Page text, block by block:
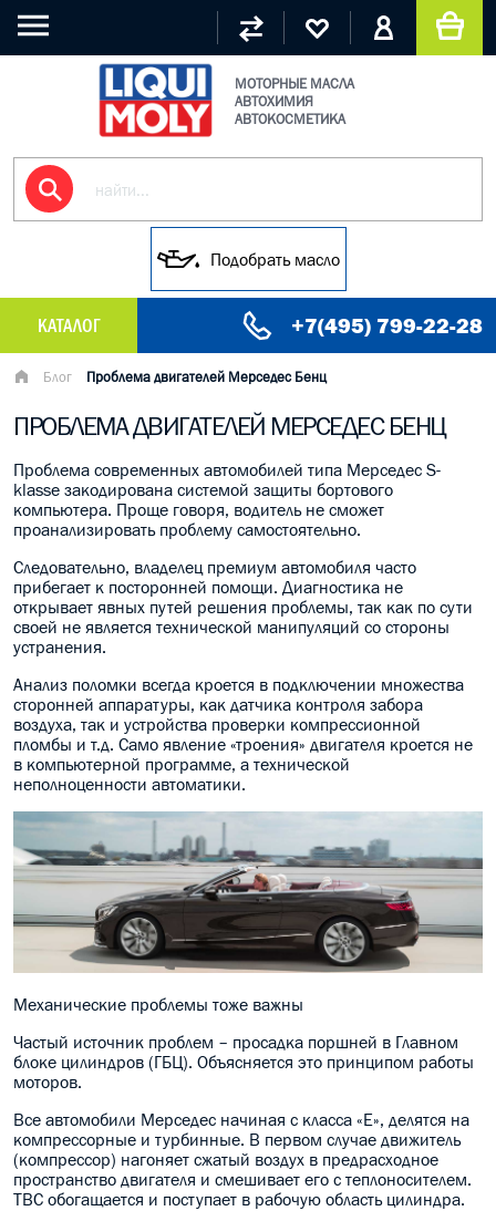
МОТОРНЫЕ МАСЛА
АВТОХИМИЯ
АВТОКОСМЕТИКА
Подобрать масло
КАТАЛОГ +7(495) 799-22-28
МАСЛО МОТОРНОЕ
ГРУЗОВЫЕ МАСЛА
ГИДРАВЛИЧЕСКИЕ МАСЛА
МАСЛО В КОРОБКУ
КОНСИСТЕНТНАЯ СМАЗКА
БОЧКИ МАСЛА
АНТИФРИЗЫ СПЕЦЖИДКОСТИ
ПРИСАДКИ АВТОХИМИЯ
АВТО КОСМЕТИКА
МОТО МАСЛА
ВСЕ БРЕНДЫ
Блог Проблема двигателей Мерседес Бенц
ПРОБЛЕМА ДВИГАТЕЛЕЙ МЕРСЕДЕС БЕНЦ
Проблема современных автомобилей типа Мерседес S-
klasse закодирована системой защиты бортового
компьютера. Проще говоря, водитель не сможет
проанализировать проблему самостоятельно.
Следовательно, владелец премиум автомобиля часто
прибегает к посторонней помощи. Диагностика не
открывает явных путей решения проблемы, так как по сути
своей не является технической манипуляций со стороны
устранения.
Анализ поломки всегда кроется в подключении множества
сторонней аппаратуры, как датчика контроля забора
воздуха, так и устройства проверки компрессионной
пломбы и т.д. Само явление «троения» двигателя кроется не
в компьютерной программе, а технической
неполноценности автоматики.
Механические проблемы тоже важны
Частый источник проблем – просадка поршней в Главном
блоке цилиндров (ГБЦ). Объясняется это принципом работы
моторов.
Все автомобили Мерседес начиная с класса «Е», делятся на
компрессорные и турбинные. В первом случае движитель
(компрессор) нагоняет сжатый воздух в предрасходное
пространство двигателя и смешивает его с теплоносителем.
ТВС обогащается и поступает в рабочую область цилиндра.